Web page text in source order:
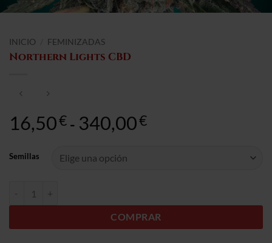
INICIO FEMINIZADAS
Northern Lights CBD
16,50€ - 340,00€Gama
Semillas
COMPRAR